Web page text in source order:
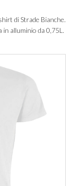
di Strade Bianche.
in alluminio da 0,75L.